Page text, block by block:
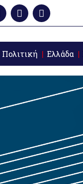
Πολιτική Ελλάδα